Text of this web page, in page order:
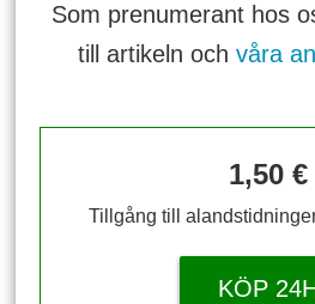
Som prenumerant hos
till artikeln och våra
1,50 €
Tillgång till
KÖP